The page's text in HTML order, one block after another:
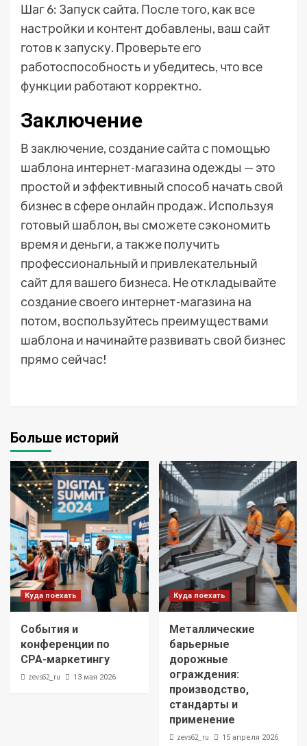
Шаг 6: Запуск сайта. После того, как все
настройки и контент добавлены, ваш сайт
готов к запуску. Проверьте его
работоспособность и убедитесь, что все
функции работают корректно.
Заключение
В заключение, создание сайта с помощью
шаблона интернет-магазина одежды — это
простой и эффективный способ начать свой
бизнес в сфере онлайн продаж. Используя
готовый шаблон, вы сможете сэкономить
время и деньги, а также получить
профессиональный и привлекательный
сайт для вашего бизнеса. Не откладывайте
создание своего интернет-магазина на
потом, воспользуйтесь преимуществами
шаблона и начинайте развивать свой бизнес
прямо сейчас!
Больше историй
Куда поехать
События и
конференции по
CPA-маркетингу
zevs62_ru 13 мая 2026
Куда поехать
Металлические
барьерные
дорожные
ограждения:
производство,
стандарты и
применение
zevs62_ru 15 апреля 2026